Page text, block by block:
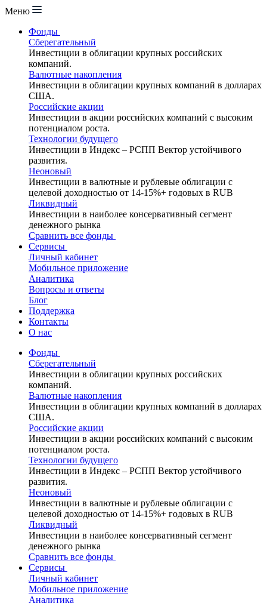
Меню
Фонды
Сберегательный
Инвестиции в облигации крупных российских
компаний.
Валютные накопления
Инвестиции в облигации крупных компаний в долларах
США.
Российские акции
Инвестиции в акции российских компаний с высоким
потенциалом роста.
Технологии будущего
Инвестиции в Индекс – РСПП Вектор устойчивого
развития.
Неоновый
Инвестиции в валютные и рублевые облигации с
целевой доходностью от 14-15%+ годовых в RUB
Ликвидный
Инвестиции в наиболее консервативный сегмент
денежного рынка
Сравнить все фонды
Сервисы
Личный кабинет
Мобильное приложение
Аналитика
Вопросы и ответы
Блог
Поддержка
Контакты
О нас
Фонды
Сберегательный
Инвестиции в облигации крупных российских
компаний.
Валютные накопления
Инвестиции в облигации крупных компаний в долларах
США.
Российские акции
Инвестиции в акции российских компаний с высоким
потенциалом роста.
Технологии будущего
Инвестиции в Индекс – РСПП Вектор устойчивого
развития.
Неоновый
Инвестиции в валютные и рублевые облигации с
целевой доходностью от 14-15%+ годовых в RUB
Ликвидный
Инвестиции в наиболее консервативный сегмент
денежного рынка
Сравнить все фонды
Сервисы
Личный кабинет
Мобильное приложение
Аналитика